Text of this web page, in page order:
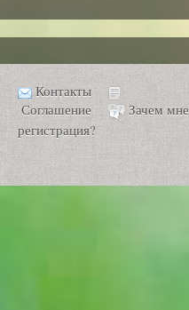
Контакты
Соглашение
Зачем мне
регистрация?